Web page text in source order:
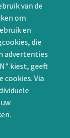
van de
om
en
die
advertenties
kiest, geeft
Via